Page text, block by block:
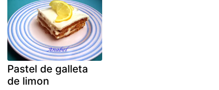
Pastel de galleta
de limon